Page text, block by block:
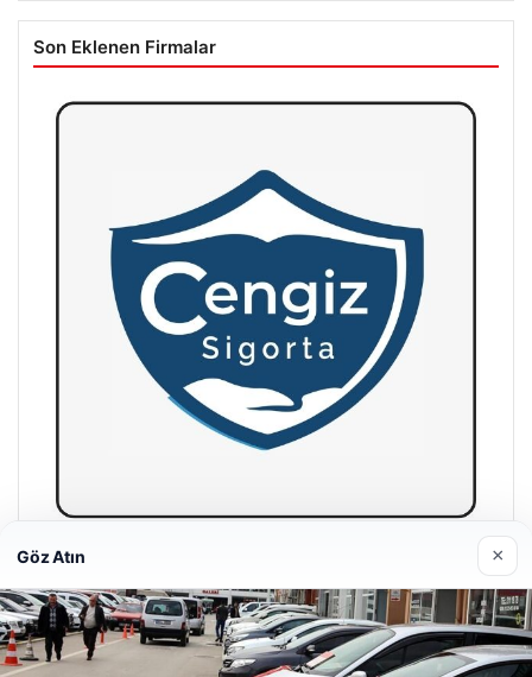
Son Eklenen Firmalar
Hastaş Beton
26/05/2026
Göz Atın ×